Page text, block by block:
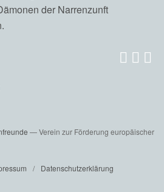
der Narrenzunft
— Verein zur Förderung europäischer
Datenschutzerklärung